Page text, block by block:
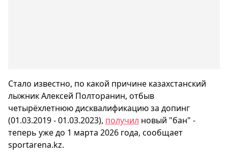
Стало известно, по какой причине казахстанский
лыжник Алексей Полторанин, отбыв
четырёхлетнюю дисквалификацию за допинг
(01.03.2019 - 01.03.2023), получил новый "бан" -
теперь уже до 1 марта 2026 года, сообщает
sportarena.kz.